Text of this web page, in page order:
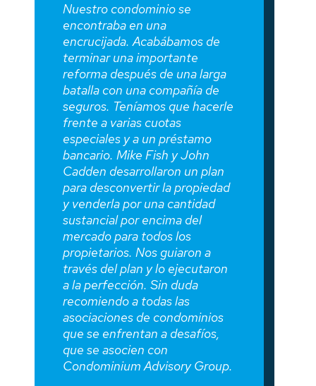
Nuestro condominio se
encontraba en una
encrucijada. Acabábamos de
terminar una importante
reforma después de una larga
batalla con una compañía de
seguros. Teníamos que hacerle
frente a varias cuotas
especiales y a un préstamo
bancario. Mike Fish y John
Cadden desarrollaron un plan
para desconvertir la propiedad
y venderla por una cantidad
sustancial por encima del
mercado para todos los
propietarios. Nos guiaron a
través del plan y lo ejecutaron
a la perfección. Sin duda
recomiendo a todas las
asociaciones de condominios
que se enfrentan a desafíos,
que se asocien con
Condominium Advisory Group.